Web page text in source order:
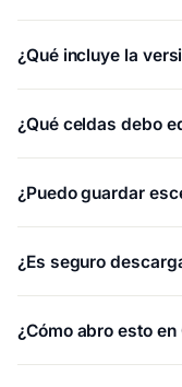
¿Qué incluye la
¿Qué celdas debo
¿Puedo guardar
¿Es seguro
¿Cómo abro esto